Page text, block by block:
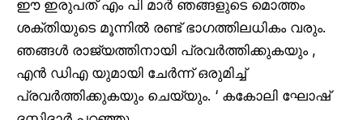
ഈ ഇരുപത് എം പി മാർ ഞങ്ങളുടെ മൊത്തം
ശക്തിയുടെ മൂന്നിൽ രണ്ട് ഭാഗത്തിലധികം വരും.
ഞങ്ങൾ രാജ്യത്തിനായി പ്രവർത്തിക്കുകയും ,
എൻ ഡിഎ യുമായി ചേർന്ന് ഒരുമിച്ച്
പ്രവർത്തിക്കുകയും ചെയ്യും. ‘ കകോലി ഘോഷ്